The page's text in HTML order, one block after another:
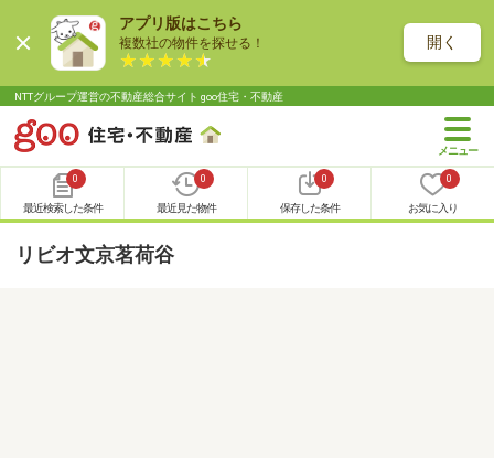
アプリ版はこちら
複数社の物件を探せる！ 開く
NTTグループ運営の不動産総合サイト goo住宅・不動産
0
最近検索した条件
0
最近見た物件
0
保存した条件
0
お気に入り
リビオ文京茗荷谷